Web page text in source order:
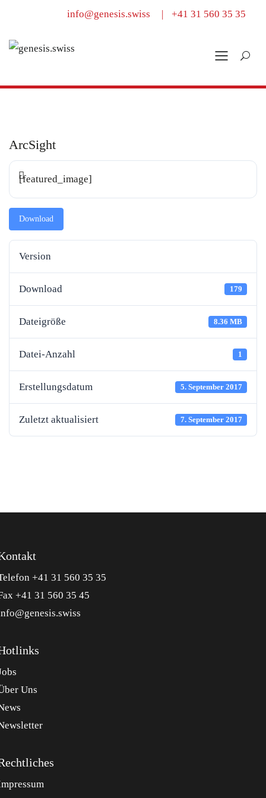
info@genesis.swiss | +41 31 560 35 35
ArcSight
[featured_image]
Download
Version
Download 179
Dateigröße 8.36 MB
Datei-Anzahl 1
Erstellungsdatum 5. September 2017
Zuletzt aktualisiert 7. September 2017
+41 31 560 35 35
+41 31 560 35 45
Uns